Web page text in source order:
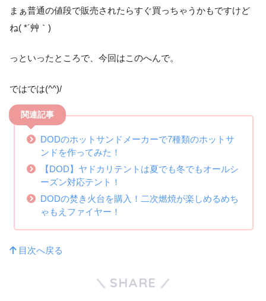
まぁ普通の値段で販売されたらすぐ買っちゃうかもですけど
ね( *´艸｀)
っといったところで、今回はこのへんで。
ではでは(^^)/
関連記事
DODのホットサンドメーカーで7種類のホットサ
ンドを作ってみた！
【DOD】ヤドカリテントは夏でも冬でもオールシ
ーズン対応テント！
DODの焚き火台を購入！二次燃焼が楽しめるめち
ゃもえファイヤー！
目次へ戻る
SHARE